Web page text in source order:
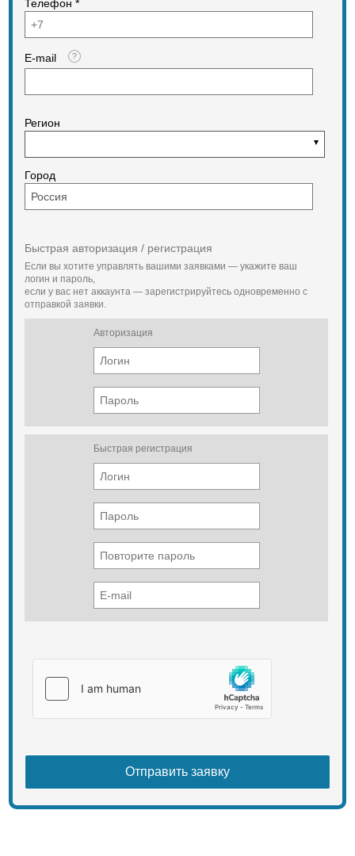
Телефон *
E-mail
Регион
Город
Быстрая авторизация / регистрация
Если вы хотите управлять вашими заявками — укажите ваш
логин и пароль,
если у вас нет аккаунта — зарегистрируйтесь одновременно с
отправкой заявки.
Авторизация
Быстрая регистрация